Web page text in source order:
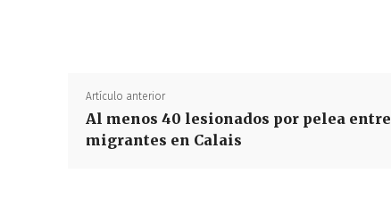
Artículo anterior
Al menos 40 lesionados por pelea entre
migrantes en Calais